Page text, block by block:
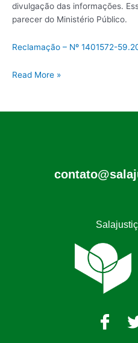
divulgação das informações.
parecer do Ministério Público.
Reclamação – Nº 1401572-
Read More »